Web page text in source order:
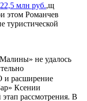
22,5 млн руб.,щ
этом Романчев
туристической
не удалось
расширение
Ксении
рассмотрения. В